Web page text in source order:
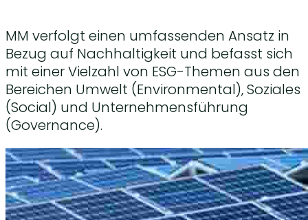
MM verfolgt einen umfassenden Ansatz in
Bezug auf Nachhaltigkeit und befasst sich
mit einer Vielzahl von ESG-Themen aus den
Bereichen Umwelt (Environmental), Soziales
(Social) und Unternehmensführung
(Governance).